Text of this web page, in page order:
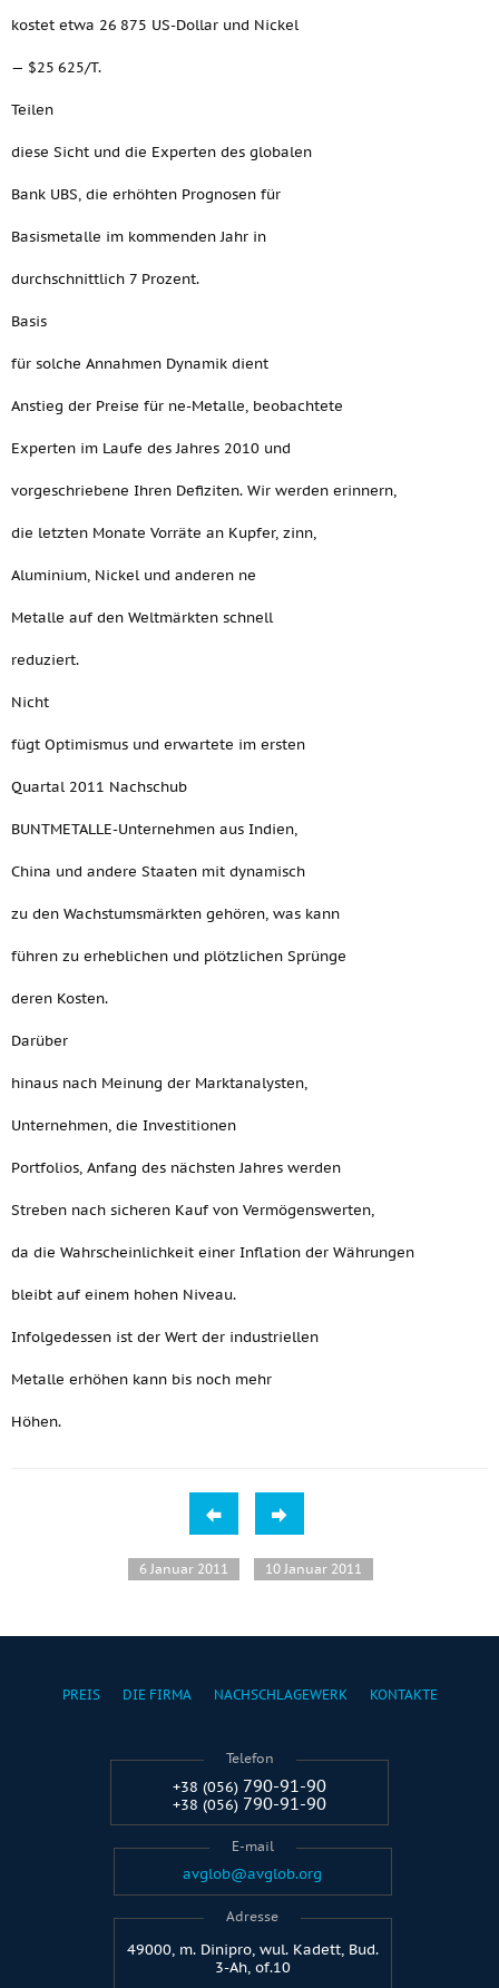
kostet etwa 26 875 US-Dollar und Nickel
— $25 625/T.
Teilen
diese Sicht und die Experten des globalen
Bank UBS, die erhöhten Prognosen für
Basismetalle im kommenden Jahr in
durchschnittlich 7 Prozent.
Basis
für solche Annahmen Dynamik dient
Anstieg der Preise für ne-Metalle, beobachtete
Experten im Laufe des Jahres 2010 und
vorgeschriebene Ihren Defiziten. Wir werden erinnern,
die letzten Monate Vorräte an Kupfer, zinn,
Aluminium, Nickel und anderen ne
Metalle auf den Weltmärkten schnell
reduziert.
Nicht
fügt Optimismus und erwartete im ersten
Quartal 2011 Nachschub
BUNTMETALLE-Unternehmen aus Indien,
China und andere Staaten mit dynamisch
zu den Wachstumsmärkten gehören, was kann
führen zu erheblichen und plötzlichen Sprünge
deren Kosten.
Darüber
hinaus nach Meinung der Marktanalysten,
Unternehmen, die Investitionen
Portfolios, Anfang des nächsten Jahres werden
Streben nach sicheren Kauf von Vermögenswerten,
da die Wahrscheinlichkeit einer Inflation der Währungen
bleibt auf einem hohen Niveau.
Infolgedessen ist der Wert der industriellen
Metalle erhöhen kann bis noch mehr
Höhen.
6 Januar 2011 10 Januar 2011
PREIS DIE FIRMA NACHSCHLAGEWERK KONTAKTE
Telefon
+38 (056) 790-91-90
+38 (056) 790-91-90
E-mail
avglob@avglob.org
Adresse
49000, m. Dinipro, wul. Kadett, Bud.
3-Ah, of.10